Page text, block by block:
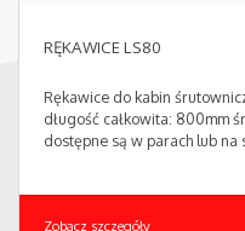
RĘKAWICE LS80
Rękawice do kabin
długość całkowita: 800mm
dostępne są w parach lub na
Zobacz szczegóły